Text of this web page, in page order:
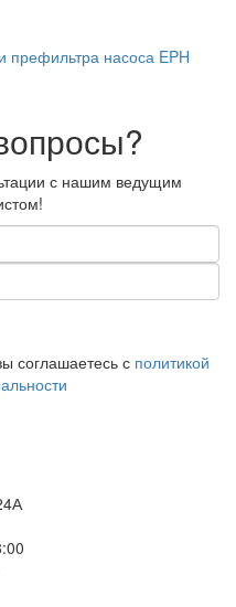
префильтра насоса EPH
с нашим ведущим
соглашаетесь с политикой